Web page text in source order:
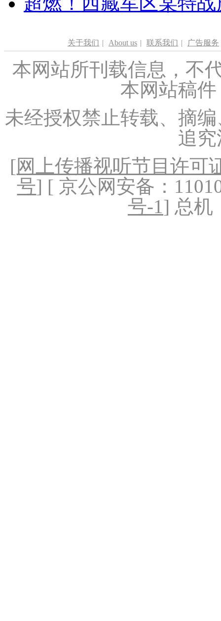
关于我们 | About us | 联系我们 | 广告服务
本网站所刊载信息，不
本网站稿
未经授权禁止转载、摘
追
[网上传播视听节目许可
号] [ 京公网安备：
号-1] 总机